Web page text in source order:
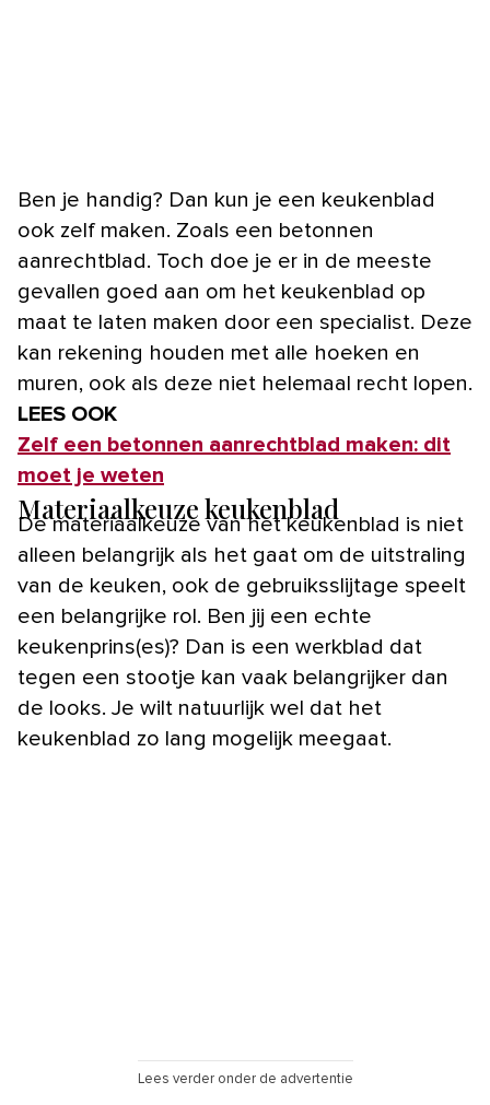
Ben je handig? Dan kun je een keukenblad
ook zelf maken. Zoals een betonnen
aanrechtblad. Toch doe je er in de meeste
gevallen goed aan om het keukenblad op
maat te laten maken door een specialist. Deze
kan rekening houden met alle hoeken en
muren, ook als deze niet helemaal recht lopen.
LEES OOK
Zelf een betonnen aanrechtblad maken: dit
moet je weten
Materiaalkeuze keukenblad
De materiaalkeuze van het keukenblad is niet
alleen belangrijk als het gaat om de uitstraling
van de keuken, ook de gebruiksslijtage speelt
een belangrijke rol. Ben jij een echte
keukenprins(es)? Dan is een werkblad dat
tegen een stootje kan vaak belangrijker dan
de looks. Je wilt natuurlijk wel dat het
keukenblad zo lang mogelijk meegaat.
Lees verder onder de advertentie